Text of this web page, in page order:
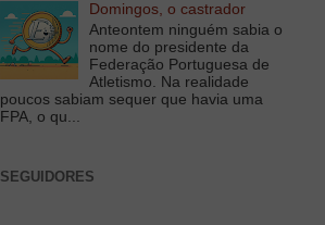
Domingos, o castrador
Anteontem ninguém sabia o
nome do presidente da
Federação Portuguesa de
Atletismo. Na realidade
poucos sabiam sequer que havia uma
FPA, o qu...
SEGUIDORES